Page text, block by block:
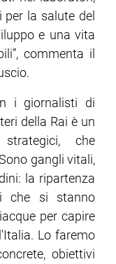
la salute del
e una vita
commenta il
i giornalisti di
della Rai è un
che
gangli vitali,
la ripartenza
che si stanno
per capire
Lo faremo
obiettivi